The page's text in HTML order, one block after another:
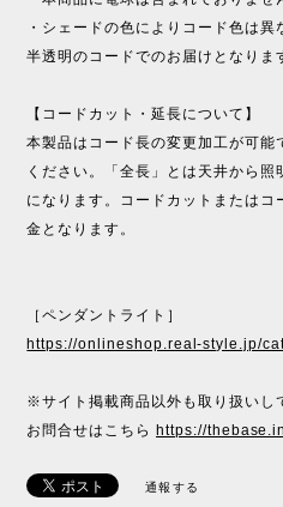
・シェードの色によりコード色は
半透明のコードでのお届けとなりま
【コードカット・延長について】
本製品はコード長の変更加工が可能
ください。「全長」とは天井から照
になります。コードカットまたは
金となります。
［ペンダントライト］
https://onlineshop.real-style.jp/
※サイト掲載商品以外も取り扱いし
お問合せはこちら
https://
通報する